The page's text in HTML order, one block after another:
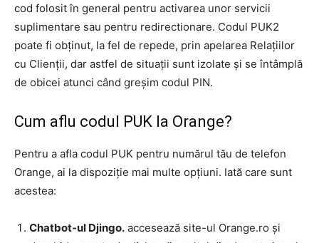
cod folosit în general pentru activarea unor servicii
suplimentare sau pentru redirectionare. Codul PUK2
poate fi obținut, la fel de repede, prin apelarea Relațiilor
cu Clienții, dar astfel de situații sunt izolate și se întâmplă
de obicei atunci când greșim codul PIN.
Cum aflu codul PUK la Orange?
Pentru a afla codul PUK pentru numărul tău de telefon
Orange, ai la dispoziție mai multe opțiuni. Iată care sunt
acestea:
Chatbot-ul Djingo. accesează site-ul Orange.ro și